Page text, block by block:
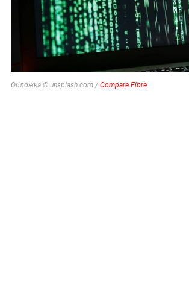
Обложка © unsplash.com / Compare Fibre